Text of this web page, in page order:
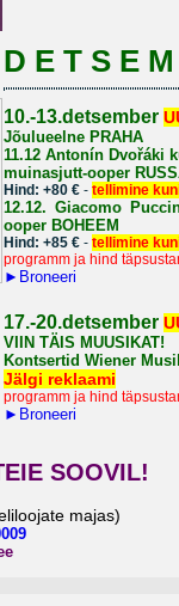
D E T S E
10.-13.detsember
Jõulueelne PRAHA
11.12 Antonín Dvořáki
muinasjutt-ooper
Hind: +80 €- tellimine
12.12. Giacomo
ooperBOHEEM
Hind: +85 €- tellimine
programm ja hind
► Broneeri
17.-20.detsember
VIIN TÄIS MUUSIKAT!
Kontsertid Wiener
Jälgi reklaami
programm ja hind
► Broneeri
SOOVIL!
majas)